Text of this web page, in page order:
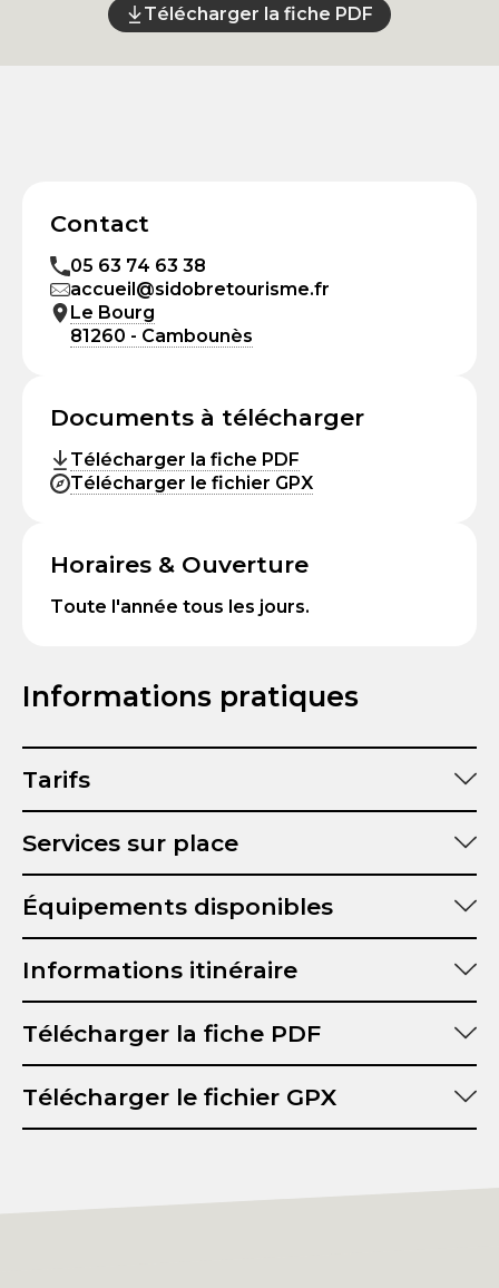
Télécharger la fiche PDF
Contact
05 63 74 63 38
accueil@sidobretourisme.fr
Le Bourg
81260 - Cambounès
Documents à télécharger
Télécharger la fiche PDF
Télécharger le fichier GPX
Horaires & Ouverture
Toute l'année tous les jours.
Informations pratiques
Tarifs
Services sur place
Équipements disponibles
Informations itinéraire
Durée :
Dénivelé positif :
Télécharger la fiche PDF
Télécharger le fichier GPX